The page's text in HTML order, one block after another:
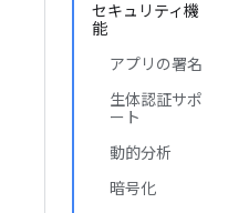
セキュリティ機
能
アプリの署名
生体認証サポ
ート
動的分析
暗号化